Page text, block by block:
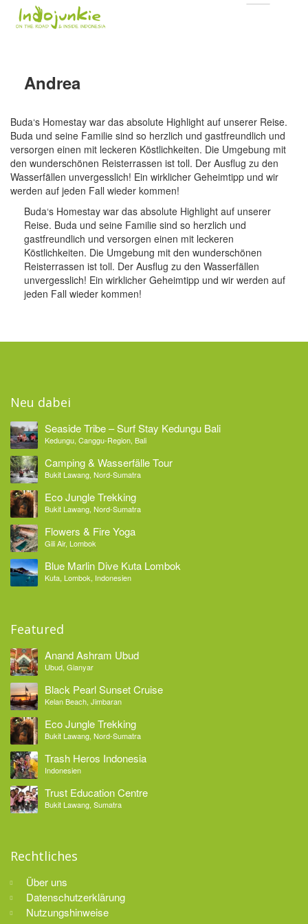
Andrea
Buda‘s Homestay war das absolute Highlight auf unserer Reise.
Buda und seine Familie sind so herzlich und gastfreundlich und
versorgen einen mit leckeren Köstlichkeiten. Die Umgebung mit
den wunderschönen Reisterrassen ist toll. Der Ausflug zu den
Wasserfällen unvergesslich! Ein wirklicher Geheimtipp und wir
werden auf jeden Fall wieder kommen!
Buda‘s Homestay war das absolute Highlight auf unserer
Reise. Buda und seine Familie sind so herzlich und
gastfreundlich und versorgen einen mit leckeren
Köstlichkeiten. Die Umgebung mit den wunderschönen
Reisterrassen ist toll. Der Ausflug zu den Wasserfällen
unvergesslich! Ein wirklicher Geheimtipp und wir werden auf
jeden Fall wieder kommen!
Neu dabei
Seaside Tribe – Surf Stay Kedungu Bali
Kedungu, Canggu-Region, Bali
Camping & Wasserfälle Tour
Bukit Lawang, Nord-Sumatra
Eco Jungle Trekking
Bukit Lawang, Nord-Sumatra
Flowers & Fire Yoga
Gili Air, Lombok
Blue Marlin Dive Kuta Lombok
Kuta, Lombok, Indonesien
Featured
Anand Ashram Ubud
Ubud, Gianyar
Black Pearl Sunset Cruise
Kelan Beach, Jimbaran
Eco Jungle Trekking
Bukit Lawang, Nord-Sumatra
Trash Heros Indonesia
Indonesien
Trust Education Centre
Bukit Lawang, Sumatra
Rechtliches
Über uns
Datenschutzerklärung
Nutzungshinweise